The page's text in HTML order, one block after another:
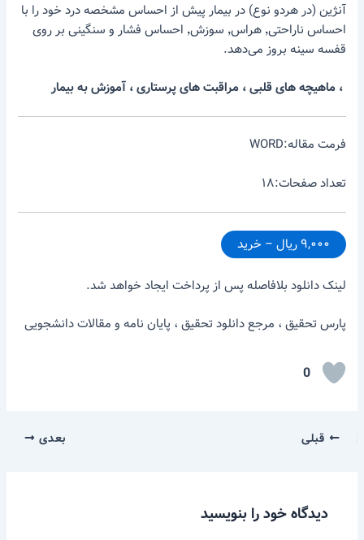
آنژین (در هردو نوع) در بیمار پیش از احساس مشخصه درد خود را با
احساس ناراحتی٬ هراس٬ سوزش٬ احساس فشار و سنگینی بر روی
قفسه سینه بروز می‌دهد.
، ماهیچه های قلبی ، مراقبت های پرستاری ، آموزش به بیمار
فرمت مقاله:WORD
تعداد صفحات:۱۸
۹,۰۰۰ ریال – خرید
لینک دانلود بلافاصله پس از پرداخت ایجاد خواهد شد.
پارس تحقیق ، مرجع دانلود تحقیق ، پایان نامه و مقالات دانشجویی
0
قبلی بعدی
دیدگاه‌ خود را بنویسید